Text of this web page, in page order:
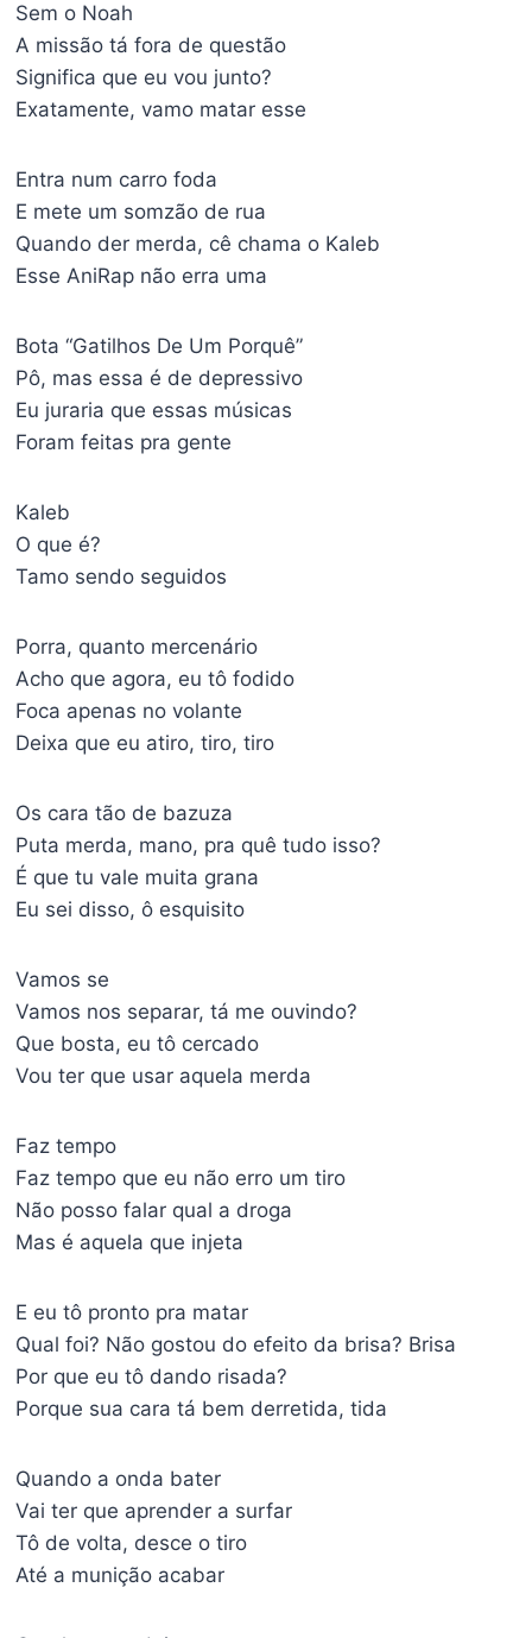
Sem o Noah
A missão tá fora de questão
Significa que eu vou junto?
Exatamente, vamo matar esse
Entra num carro foda
E mete um somzão de rua
Quando der merda, cê chama o Kaleb
Esse AniRap não erra uma
Bota “Gatilhos De Um Porquê”
Pô, mas essa é de depressivo
Eu juraria que essas músicas
Foram feitas pra gente
Kaleb
O que é?
Tamo sendo seguidos
Porra, quanto mercenário
Acho que agora, eu tô fodido
Foca apenas no volante
Deixa que eu atiro, tiro, tiro
Os cara tão de bazuza
Puta merda, mano, pra quê tudo isso?
É que tu vale muita grana
Eu sei disso, ô esquisito
Vamos se
Vamos nos separar, tá me ouvindo?
Que bosta, eu tô cercado
Vou ter que usar aquela merda
Faz tempo
Faz tempo que eu não erro um tiro
Não posso falar qual a droga
Mas é aquela que injeta
E eu tô pronto pra matar
Qual foi? Não gostou do efeito da brisa? Brisa
Por que eu tô dando risada?
Porque sua cara tá bem derretida, tida
Quando a onda bater
Vai ter que aprender a surfar
Tô de volta, desce o tiro
Até a munição acabar